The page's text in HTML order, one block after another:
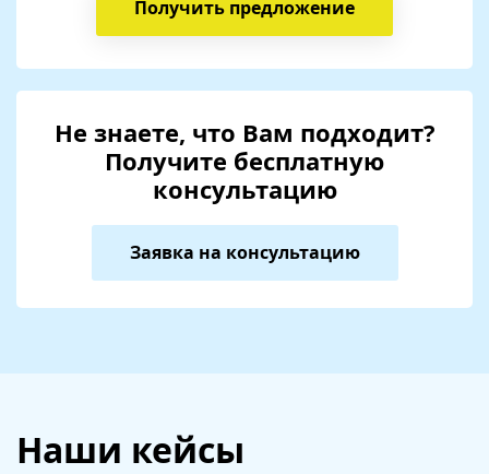
Получить предложение
Не знаете, что Вам подходит?
Получите бесплатную
консультацию
Заявка на консультацию
Наши кейсы